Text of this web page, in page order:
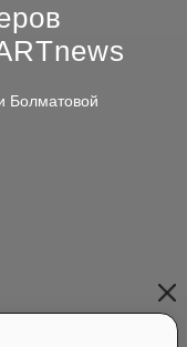
Болматовой